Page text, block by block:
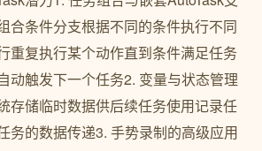
合条件分支根据不同的条件执行不同
重复执行某个动作直到条件满足任务
动触发下一个任务2. 变量与状态管理
存储临时数据供后续任务使用记录任
务的数据传递3. 手势录制的高级应用